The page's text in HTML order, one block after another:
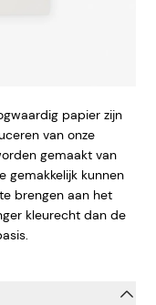
papier zijn
van onze
gemaakt van
gemakkelijk kunnen
brengen aan het
kleurecht dan de